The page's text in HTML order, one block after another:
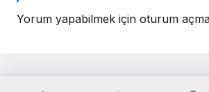
Yorum yapabilmek için oturum